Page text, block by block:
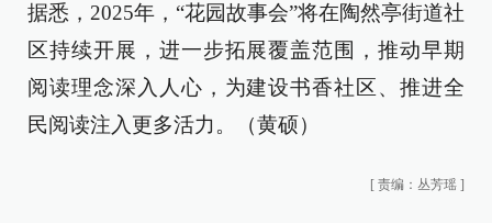
据悉，2025年，“花园故事会”将在陶然亭街道社
区持续开展，进一步拓展覆盖范围，推动早期
阅读理念深入人心，为建设书香社区、推进全
民阅读注入更多活力。（黄硕）
[ 责编：丛芳瑶 ]